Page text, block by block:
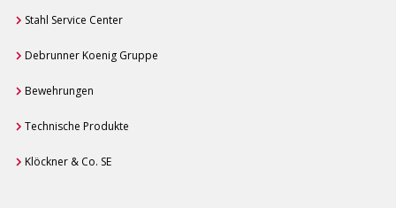
Stahl Service Center
Debrunner Koenig Gruppe
Bewehrungen
Technische Produkte
Klöckner & Co. SE